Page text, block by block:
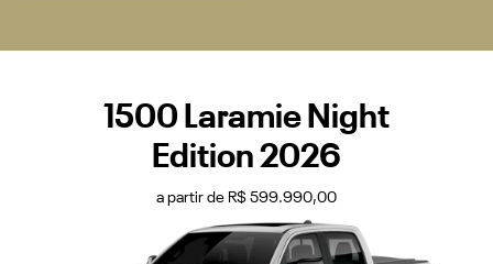
1500 Laramie Night
Edition 2026
a partir de R$ 599.990,00